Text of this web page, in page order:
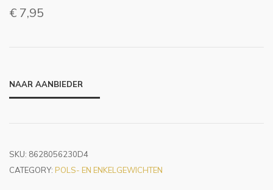
€ 7,95
NAAR AANBIEDER
SKU: 8628056230D4
CATEGORY: POLS- EN ENKELGEWICHTEN